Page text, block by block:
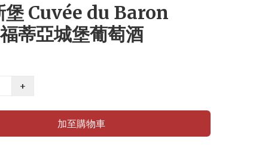
堡 Cuvée du Baron
蒂亞城堡葡萄酒
+
加至購物車